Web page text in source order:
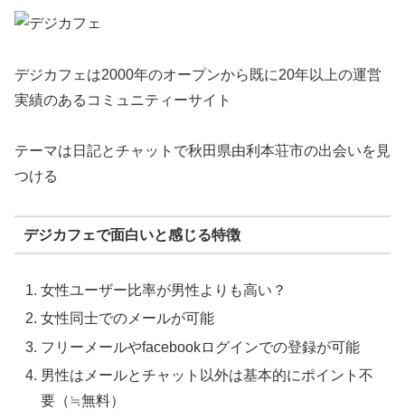
デジカフェは2000年のオープンから既に20年以上の運営
実績のあるコミュニティーサイト
テーマは日記とチャットで秋田県由利本荘市の出会いを見
つける
デジカフェで面白いと感じる特徴
女性ユーザー比率が男性よりも高い？
女性同士でのメールが可能
フリーメールやfacebookログインでの登録が可能
男性はメールとチャット以外は基本的にポイント不
要（≒無料）